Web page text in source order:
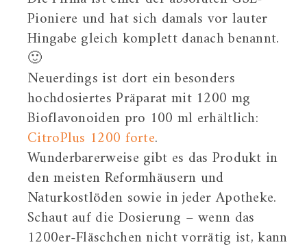
Pioniere und hat sich damals vor lauter
Hingabe gleich komplett danach benannt.
🙂
Neuerdings ist dort ein besonders
hochdosiertes Präparat mit 1200 mg
Bioflavonoiden pro 100 ml erhältlich:
CitroPlus 1200 forte.
Wunderbarerweise gibt es das Produkt in
den meisten Reformhäusern und
Naturkostlöden sowie in jeder Apotheke.
Schaut auf die Dosierung – wenn das
1200er-Fläschchen nicht vorrätig ist, kann